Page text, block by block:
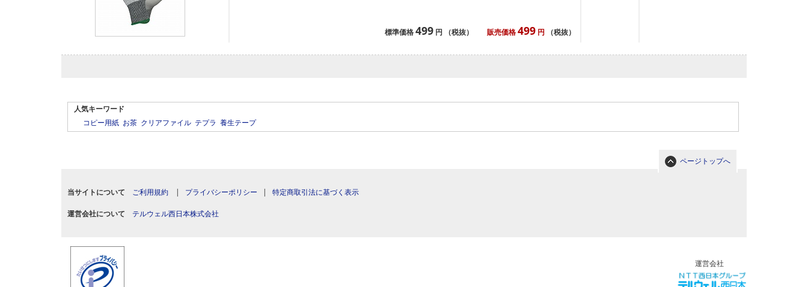
標準価格 499 円 （税抜） 販売価格 499 円 （税抜）
人気キーワード
コピー用紙 お茶 クリアファイル テプラ 養生テープ
ページトップへ
当サイトについて ご利用規約 | プライバシーポリシー | 特定商取引法に基づく表示
運営会社について テルウェル西日本株式会社
運営会社